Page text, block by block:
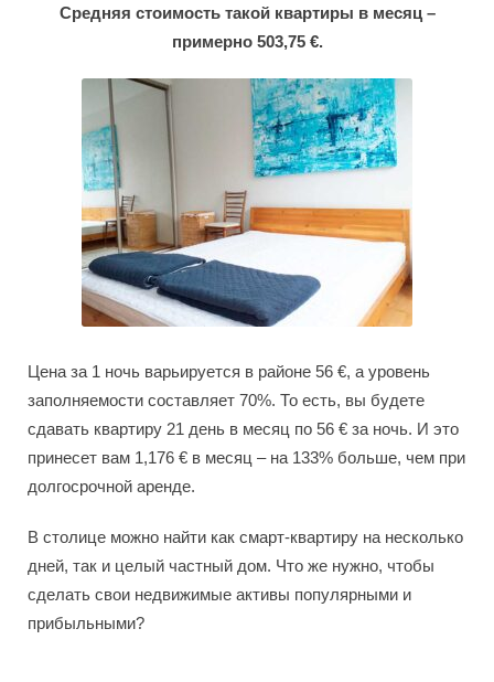
Средняя стоимость такой квартиры в месяц –
примерно 503,75 €.
Цена за 1 ночь варьируется в районе 56 €, а уровень
заполняемости составляет 70%. То есть, вы будете
сдавать квартиру 21 день в месяц по 56 € за ночь. И это
принесет вам 1,176 € в месяц – на 133% больше, чем при
долгосрочной аренде.
В столице можно найти как смарт-квартиру на несколько
дней, так и целый частный дом. Что же нужно, чтобы
сделать свои недвижимые активы популярными и
прибыльными?